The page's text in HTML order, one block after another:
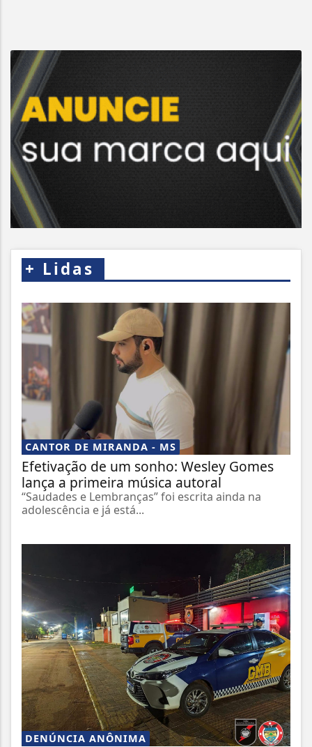
+ Lidas
CANTOR DE MIRANDA - MS
Efetivação de um sonho: Wesley Gomes
lança a primeira música autoral
“Saudades e Lembranças” foi escrita ainda na
adolescência e já está...
DENÚNCIA ANÔNIMA